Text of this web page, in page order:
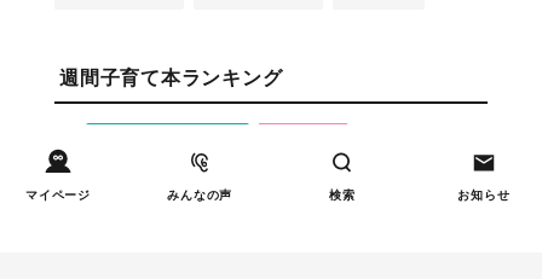
マイページ みんなの声 検索 お知らせ
週間子育て本ランキング
1
児童精神科医が本当に伝え
たい――「過剰適応」と対